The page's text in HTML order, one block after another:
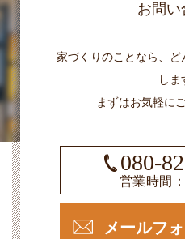
お問い
家づくりのことなら、
しま
まずはお気軽に
080-
営業時間
メールフ